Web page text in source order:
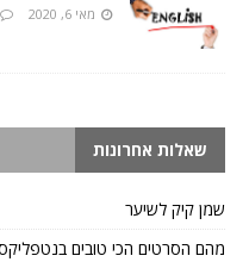
מאי 6, 2020
שאלות אחרונות
שמן קיק לשיער
מהם הסרטים הכי טובים